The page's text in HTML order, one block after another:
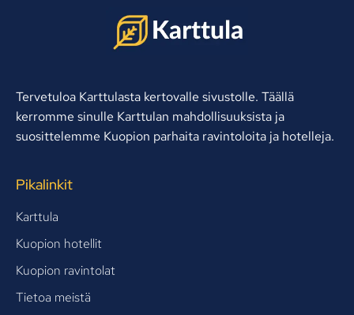
Tervetuloa Karttulasta kertovalle sivustolle. Täällä
kerromme sinulle Karttulan mahdollisuuksista ja
suosittelemme Kuopion parhaita ravintoloita ja hotelleja.
Pikalinkit
Karttula
Kuopion hotellit
Kuopion ravintolat
Tietoa meistä